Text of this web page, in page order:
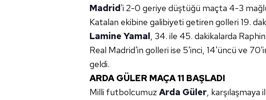
Madrid'i 2-0 geriye düştüğü maçta 4-3
Katalan ekibine galibiyeti getiren golleri 19.
Lamine Yamal, 34. ile 45. dakikalarda
Real Madrid'in golleri ise 5'inci, 14'üncü ve
geldi.
ARDA GÜLER MAÇA 11 BAŞLADI
Milli futbolcumuz Arda Güler, karşılaşmaya